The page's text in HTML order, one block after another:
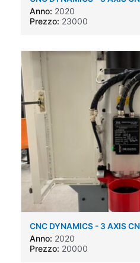
bed and auto tool change
Anno: 2020
Prezzo: 23000
CNC DYNAMICS - 3 AXIS
bed and auto tool change
Anno: 2020
Prezzo: 20000